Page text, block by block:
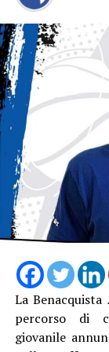
gioco in erba
esistente, la
completo
dell’area
intervento di
complesso.
“Con questo
La
percorso di
giovanile